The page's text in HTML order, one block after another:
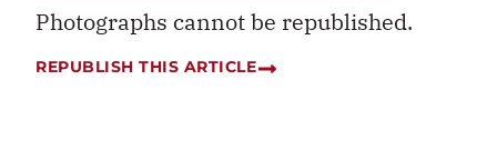
Photographs cannot be republished.
REPUBLISH THIS ARTICLE